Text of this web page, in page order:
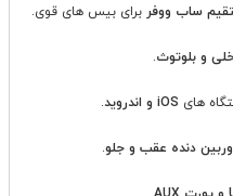
ساب ووفر برای بیس های قوی.
و بلوتوث.
های iOS و اندروید .
دنده عقب و جلو.